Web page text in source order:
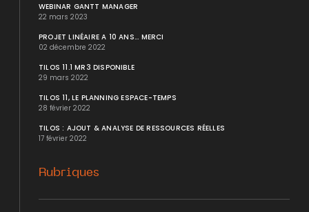
WEBINAR GANTT MANAGER
22 mars 2023
PROJET LINÉAIRE A 10 ANS... MERCI
02 décembre 2022
TILOS 11.1 MR3 DISPONIBLE
29 mars 2022
TILOS 11, LE PLANNING ESPACE-TEMPS
28 février 2022
TILOS : AJOUT & ANALYSE DE RESSOURCES RÉELLES
17 février 2022
Rubriques